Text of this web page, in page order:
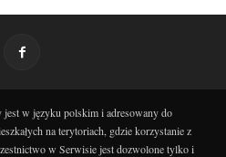
w języku polskim i adresowany do
na terytoriach, gdzie korzystanie z
w Serwisie jest dozwolone tylko i